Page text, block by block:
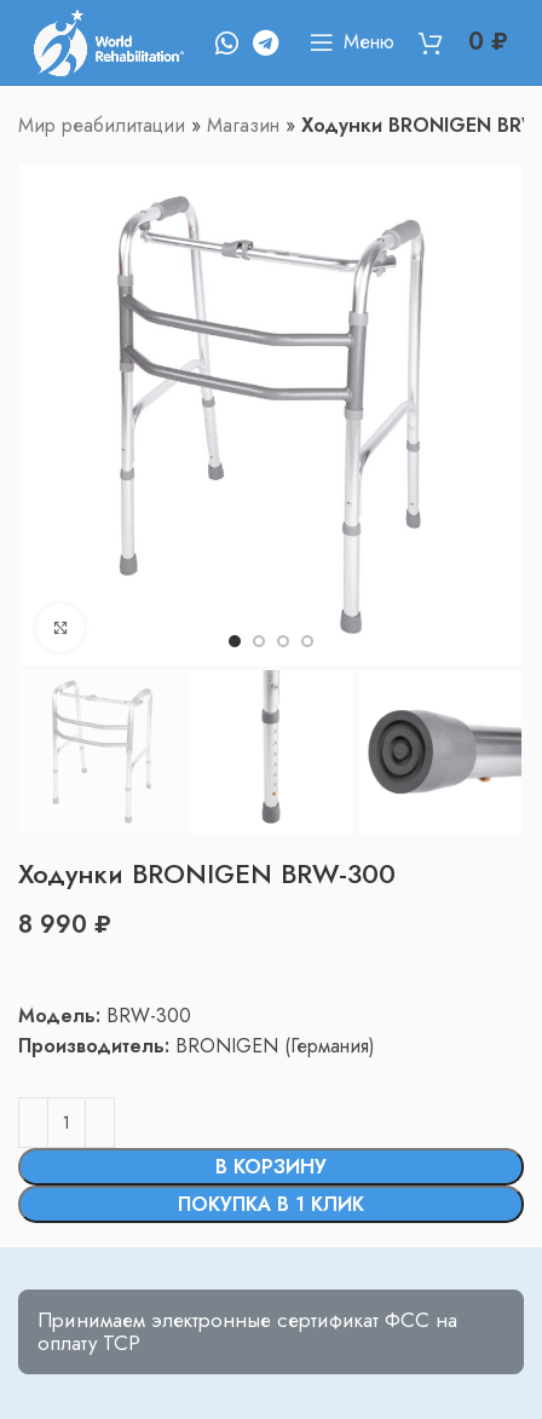
Меню 0₽
Мир реабилитации » Магазин » Ходунки BRONIGEN
Ходунки BRONIGEN BRW-300
₽
Модель: BRW-300
Производитель: BRONIGEN (Германия)
В КОРЗИНУ
ПОКУПКА В 1 КЛИК
Принимаем электронные сертификат ФСС на
оплату ТСР